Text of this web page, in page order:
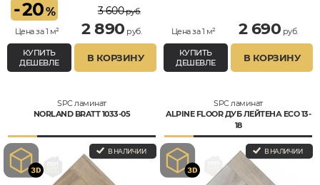
-20%
Цена за 1 м²
3 600руб.
2 890 руб.
КУПИТЬ
ДЕШЕВЛЕ
В КОРЗИНУ
Цена за 1 м² 2 690 руб.
КУПИТЬ
ДЕШЕВЛЕ
В КОРЗИНУ
SPC ламинат
NORLAND BRATT 1033-05
В НАЛИЧИИ
SPC ламинат
ALPINE FLOOR ДУБ ЛЕЙТЕНА ECO 13-
18
В НАЛИЧИИ